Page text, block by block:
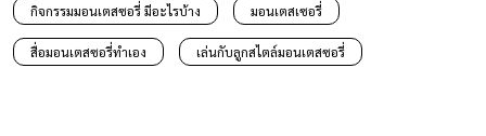
กิจกรรมมอนเตสซอรี่ มีอะไรบ้าง มอนเตสเซอรี่
สื่อมอนเตสซอรี่ทําเอง เล่นกับลูกสไตล์มอนเตสซอรี่